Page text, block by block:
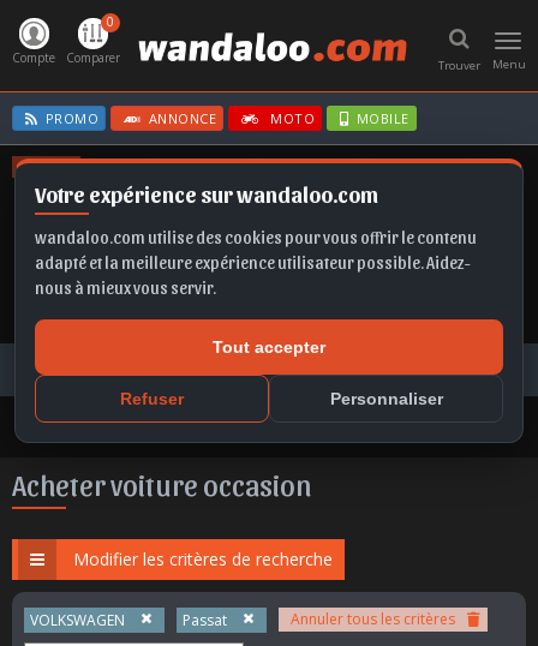
Votre expérience sur wandaloo.com
wandaloo.com utilise des cookies pour vous offrir le contenu
adapté et la meilleure expérience utilisateur possible. Aidez-
nous à mieux vous servir.
Tout accepter
Refuser Personnaliser
Menu
Trouver
Compte
0
Comparer
PROMO ANNONCE MOTO MOBILE
OFFRES
GRANDLAND EX2 FRONTERA
Voiture Occasion Maroc
Acheter Volkswagen Passat occasion au Maroc
Acheter voiture occasion
Modifier les critères de recherche
VOLKSWAGEN Passat Annuler tous les critères